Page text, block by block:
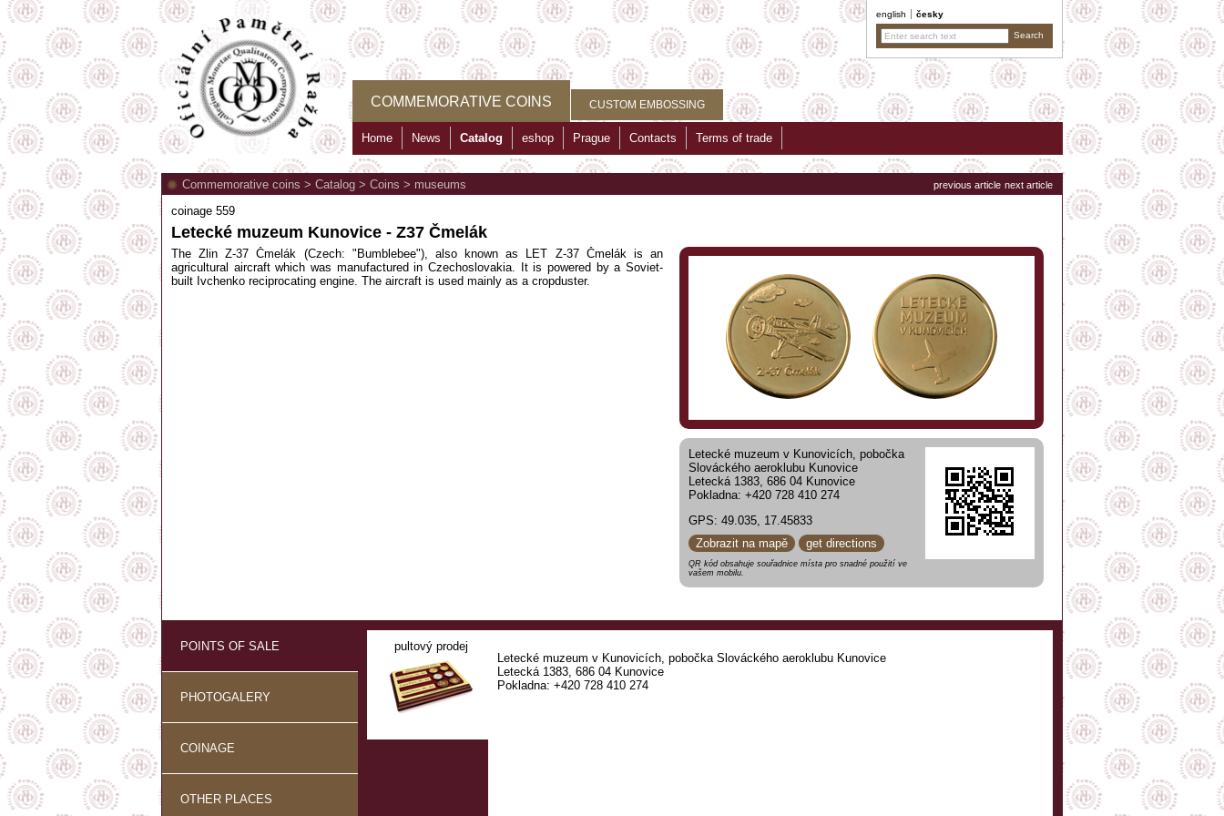
english česky
COMMEMORATIVE COINS CUSTOM EMBOSSING
Home News Catalog eshop Prague Contacts Terms of trade
previous article next article
Commemorative coins > Catalog > Coins > museums
coinage 559
Letecké muzeum Kunovice - Z37 Čmelák
Letecké muzeum v Kunovicích, pobočka
Slováckého aeroklubu Kunovice
Letecká 1383, 686 04 Kunovice
Pokladna: +420 728 410 274
GPS: 49.035, 17.45833
Zobrazit na mapě
get directions
QR kód obsahuje souřadnice místa pro snadné použití ve
vašem mobilu.
The Zlin Z-37 Čmelák (Czech: "Bumblebee"), also known as LET Z-37 Čmelák is an
agricultural aircraft which was manufactured in Czechoslovakia. It is powered by a Soviet-
built Ivchenko reciprocating engine. The aircraft is used mainly as a cropduster.
POINTS OF SALE
PHOTOGALERY
COINAGE
OTHER PLACES
pultový prodej
Letecké muzeum v Kunovicích, pobočka Slováckého aeroklubu Kunovice
Letecká 1383, 686 04 Kunovice
Pokladna: +420 728 410 274